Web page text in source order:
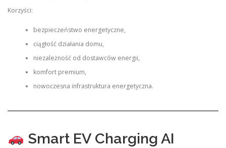
Korzyści:
bezpieczeństwo energetyczne,
ciągłość działania domu,
niezależność od dostawców energii,
komfort premium,
nowoczesna infrastruktura energetyczna.
Smart EV Charging AI